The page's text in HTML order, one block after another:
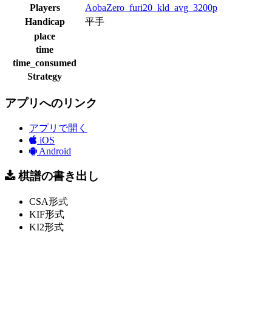
Players
AobaZero_furi20_kld_avg_3200p
Handicap
平手
place
time
time_consumed
Strategy
アプリへのリンク
アプリで開く
iOS
Android
棋譜の書き出し
CSA形式
KIF形式
KI2形式